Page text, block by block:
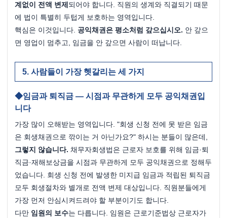
계없이 전액 변제 되어야 합니다. 직원의 생계와 직결되기 때문
에 법이 특별히 두텁게 보호하는 영역입니다.
핵심은 이것입니다. 공익채권은 평소처럼 갚으십시오. 안 갚으
면 영업이 멈추고, 임금을 안 갚으면 사람이 떠납니다.
사람들이 가장 헷갈리는 세 가지
임금과 퇴직금 — 시점과 무관하게 모두 공익채권입
니다
가장 많이 오해받는 영역입니다. "회생 신청 전에 못 받은 임금
그렇지 않습니다. 채무자회생법은 근로자 보호를 위해 임금·퇴
직금·재해보상금을 시점과 무관하게 모두 공익채권으로 정해두
었습니다. 회생 신청 전에 발생한 미지급 임금과 적립된 퇴직금
모두 회생절차와 별개로 전액 변제 대상입니다. 직원분들에게
가장 먼저 안심시켜드려야 할 부분이기도 합니다.
다만 임원의 보수는 다릅니다. 임원은 근로기준법상 근로자가